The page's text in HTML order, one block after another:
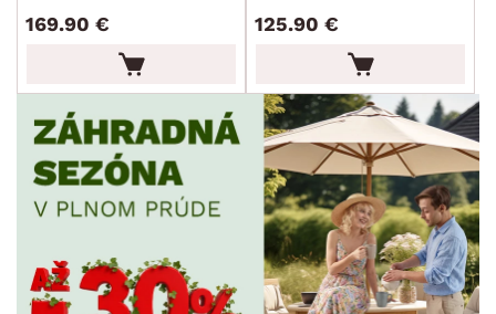
169.90 € 125.90 €